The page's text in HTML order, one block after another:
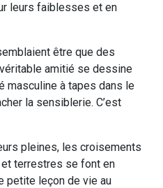
leurs faiblesses et en
être que des
amitié se dessine
masculine à tapes dans le
la sensiblerie. C’est
pleines, les croisements
terrestres se font en
petite leçon de vie au